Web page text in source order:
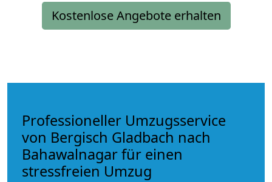
Kostenlose Angebote erhalten
Professioneller Umzugsservice
von Bergisch Gladbach nach
Bahawalnagar für einen
stressfreien Umzug